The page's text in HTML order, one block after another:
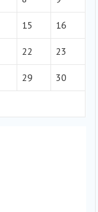
15 16
22 23
29 30